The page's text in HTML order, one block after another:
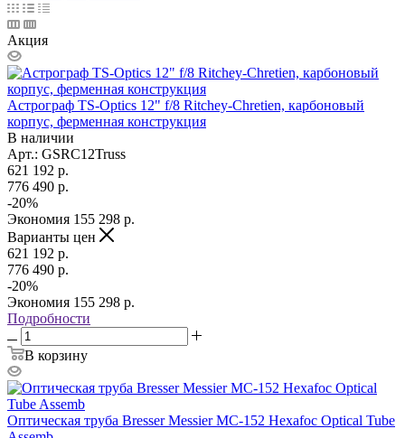
Акция
Астрограф TS-Optics 12" f/8 Ritchey-Chretien, карбоновый
корпус, ферменная конструкция
В наличии
Арт.: GSRC12Truss
621 192 р.
776 490 р.
-20%
Экономия 155 298 р.
Варианты цен
621 192 р.
776 490 р.
-20%
Экономия 155 298 р.
Подробности
В корзину
Оптическая труба Bresser Messier MC-152 Hexafoc Optical Tube